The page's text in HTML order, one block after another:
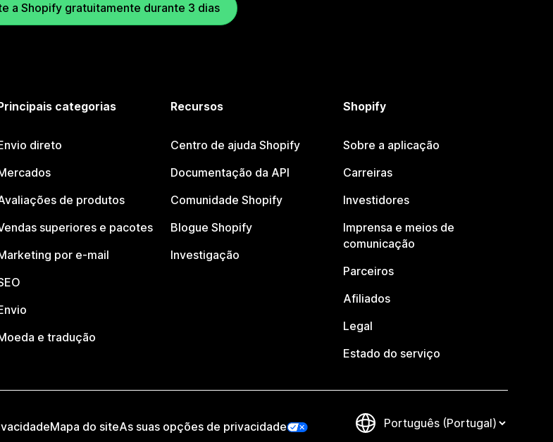
a Shopify gratuitamente durante 3 dias
categorias
direto
de produtos
superiores e pacotes
por e-mail
e tradução
Recursos
Centro de ajuda Shopify
Documentação da API
Comunidade Shopify
Blogue Shopify
Investigação
Shopify
Sobre a aplicação
Carreiras
Investidores
Imprensa e meios de
comunicação
Parceiros
Afiliados
Legal
Estado do serviço
Mapa do siteAs suas opções de privacidade